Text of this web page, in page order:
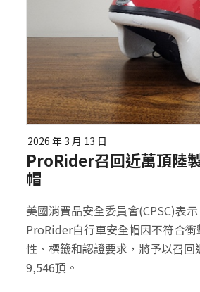
2026 年 3 月 13 日
ProRider召回近萬頂陸
帽
美國消費品安全委員會(CPSC)表
ProRider自行車安全帽因不符合
性、標籤和認證要求，將予以召回
9,546頂。